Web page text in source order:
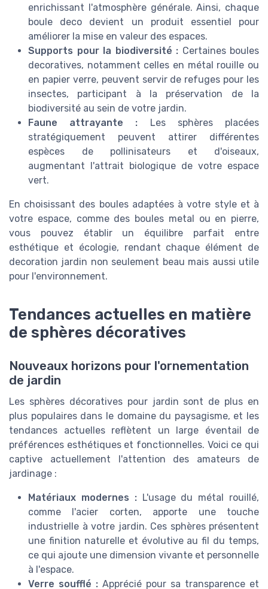
enrichissant l'atmosphère générale. Ainsi, chaque
boule deco devient un produit essentiel pour
améliorer la mise en valeur des espaces.
Supports pour la biodiversité : Certaines boules
decoratives, notamment celles en métal rouille ou
en papier verre, peuvent servir de refuges pour les
insectes, participant à la préservation de la
biodiversité au sein de votre jardin.
Faune attrayante : Les sphères placées
stratégiquement peuvent attirer différentes
espèces de pollinisateurs et d'oiseaux,
augmentant l'attrait biologique de votre espace
vert.
En choisissant des boules adaptées à votre style et à
votre espace, comme des boules metal ou en pierre,
vous pouvez établir un équilibre parfait entre
esthétique et écologie, rendant chaque élément de
decoration jardin non seulement beau mais aussi utile
pour l'environnement.
Tendances actuelles en matière
de sphères décoratives
Nouveaux horizons pour l'ornementation
de jardin
Les sphères décoratives pour jardin sont de plus en
plus populaires dans le domaine du paysagisme, et les
tendances actuelles reflètent un large éventail de
préférences esthétiques et fonctionnelles. Voici ce qui
captive actuellement l'attention des amateurs de
jardinage :
Matériaux modernes :L'usage du métal rouillé,
comme l'acier corten, apporte une touche
industrielle à votre jardin. Ces sphères présentent
une finition naturelle et évolutive au fil du temps,
ce qui ajoute une dimension vivante et personnelle
à l'espace.
Verre soufflé : Apprécié pour sa transparence et